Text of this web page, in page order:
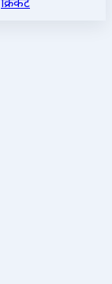
क्रिकेट